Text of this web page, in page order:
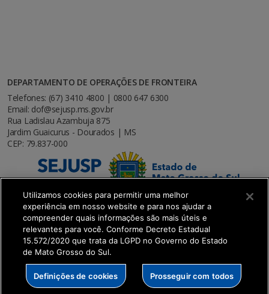
DEPARTAMENTO DE OPERAÇÕES DE FRONTEIRA
Telefones: (67) 3410 4800 | 0800 647 6300
Email: dof@sejusp.ms.gov.br
Rua Ladislau Azambuja 875
Jardim Guaicurus - Dourados | MS
CEP: 79.837-000
SETDIG | Secretaria-Executiva de Transformação
Digital
Utilizamos cookies para permitir uma melhor
experiência em nosso website e para nos ajudar a
compreender quais informações são mais úteis e
relevantes para você. Conforme Decreto Estadual
15.572/2020 que trata da LGPD no Governo do Estado
de Mato Grosso do Sul.
Definições de cookies Prosseguir com todos